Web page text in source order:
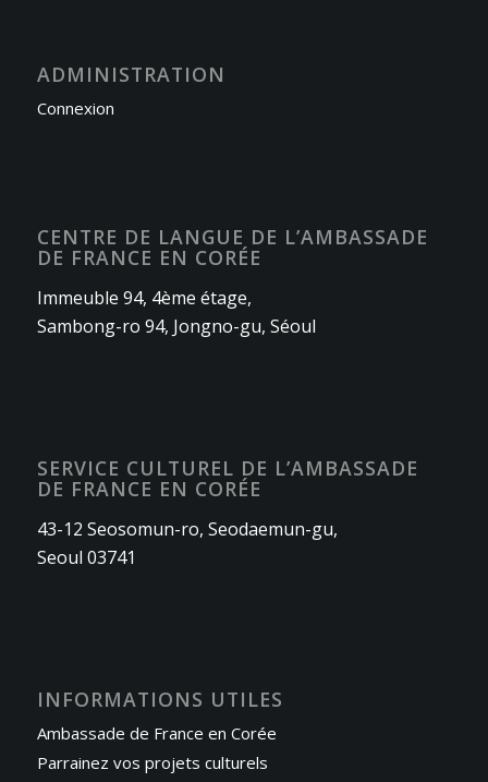
ADMINISTRATION
Connexion
CENTRE DE LANGUE DE L’AMBASSADE
DE FRANCE EN CORÉE
Immeuble 94, 4ème étage,
Sambong-ro 94, Jongno-gu, Séoul
SERVICE CULTUREL DE L’AMBASSADE
DE FRANCE EN CORÉE
43-12 Seosomun-ro, Seodaemun-gu,
Seoul 03741
INFORMATIONS UTILES
Ambassade de France en Corée
Parrainez vos projets culturels